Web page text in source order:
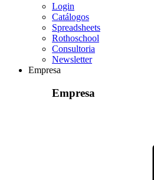
Login
Catálogos
Spreadsheets
Rothoschool
Consultoria
Newsletter
Empresa
Empresa